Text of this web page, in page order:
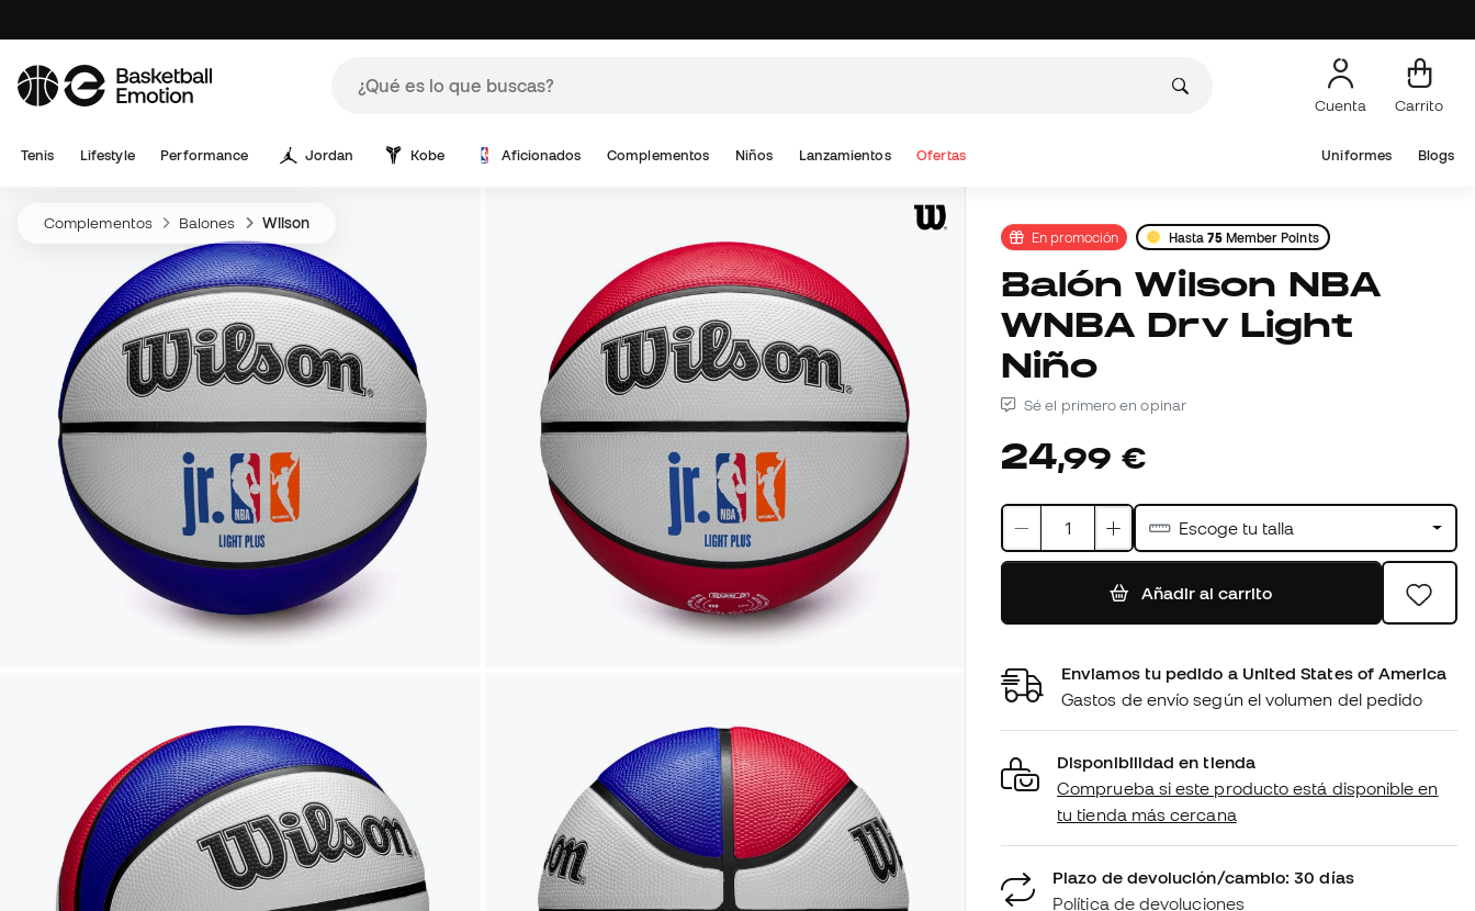
Cuenta Carrito
Tenis Lifestyle Performance Jordan Kobe Aficionados Complementos Niños Lanzamientos Ofertas Uniformes Blogs
Complementos Balones Wilson
En promoción Hasta75Member Points
Balón Wilson NBA
WNBA Drv Light
Niño
Sé el primero en opinar
24,99 €
Escoge tu talla
Añadir al carrito
Enviamos tu pedido a United States of America
Gastos de envío según el volumen del pedido
Disponibilidad en tienda
Comprueba si este producto está disponible en
tu tienda más cercana
Plazo de devolución/cambio: 30 días
Política de devoluciones